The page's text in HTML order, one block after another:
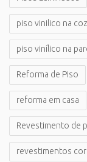
piso vinilico na
piso vinílico na
Reforma de Piso
reforma em casa
Revestimento de
revestimentos